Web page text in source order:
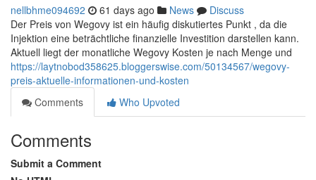
nellbhme094692 61 days ago News
Discuss
Der Preis von Wegovy ist ein häufig diskutiertes Punkt , da die
Injektion eine beträchtliche finanzielle Investition darstellen kann.
Aktuell liegt der monatliche Wegovy Kosten je nach Menge und
https://laytnobod358625.bloggerswise.com/50134567/wegovy-
preis-aktuelle-informationen-und-kosten
Comments
Who Upvoted
Comments
Submit a Comment